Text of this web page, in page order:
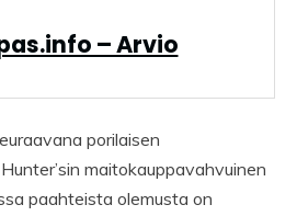
– Arvio
porilaisen
maitokauppavahvuinen
paahteista olemusta on